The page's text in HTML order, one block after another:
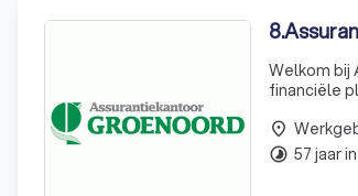
8.
Welkom bij
financiële
wekelijks
place
timelapse 57 jaar